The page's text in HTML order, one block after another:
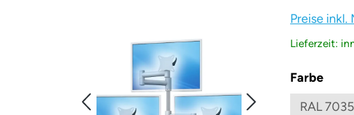
Preise inkl.
Lieferzeit:
Farbe
RAL